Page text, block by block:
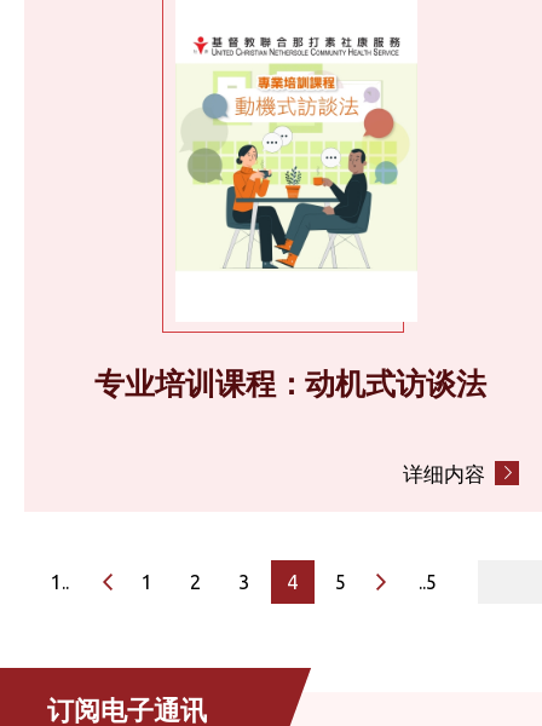
专业培训课程：动机式访谈法
详细内容
1.. 1 2 3 4 5 ..5
订阅电子通讯